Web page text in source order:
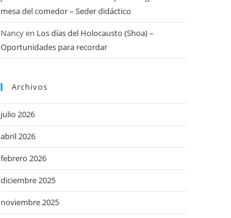
mesa del comedor – Seder didáctico
Nancyen Los días del Holocausto (Shoa) –
Oportunidades para recordar
Archivos
julio 2026
abril 2026
febrero 2026
diciembre 2025
noviembre 2025